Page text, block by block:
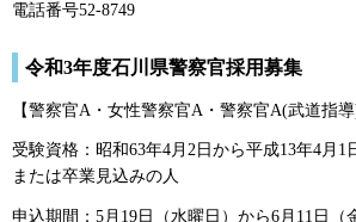
電話番号52-8749
令和3年度石川県警察官採用募集
【警察官A・女性警察官A・警察官A(武道指
受験資格：昭和63年4月2日から平成13年4月1
または卒業見込みの人
申込期間：5月19日（水曜日）から6月11日（